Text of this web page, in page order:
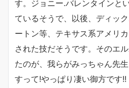
す。ジョニー.バレンタインと
ているそうで、以後、ディッ
ートン等、テキサス系アメリ
された技だそうです。そのエ
たのが、我らがみっちゃん先
すって!やっぱり凄い御方です!!